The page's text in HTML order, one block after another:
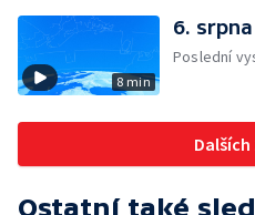
8 min
6.
Poslední
Dalších
Ostatní také